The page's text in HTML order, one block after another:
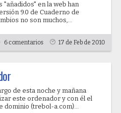
"añadidos" en la web han
9.0 de Cuaderno de
no son muchos,...
6 comentarios 17 de Feb de 2010
de esta noche y mañana
este ordenador y con él el
dominio (trebol-a.com)...